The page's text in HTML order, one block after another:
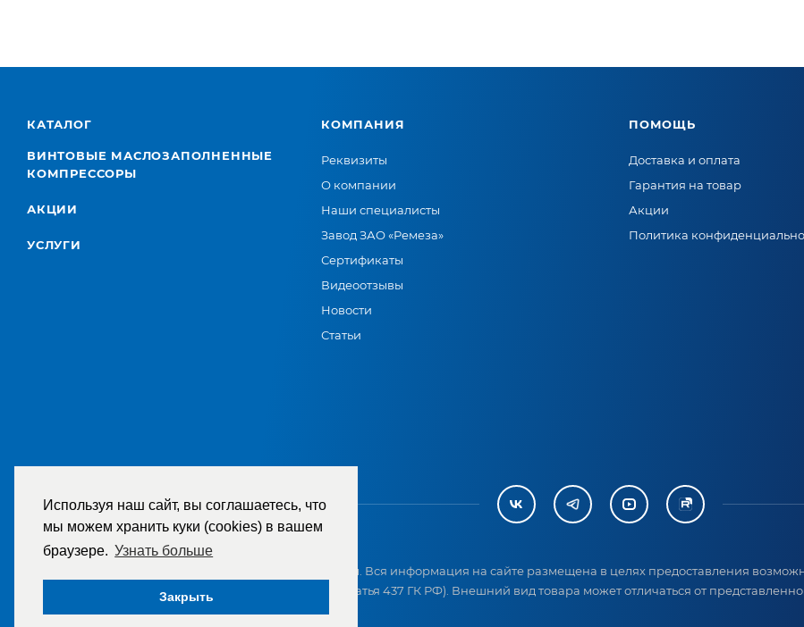
Используя наш сайт, вы соглашаетесь, что
мы можем хранить куки (cookies) в вашем
браузере. Узнать больше
Закрыть
КАТАЛОГ
ВИНТОВЫЕ МАСЛОЗАПОЛНЕННЫЕ
КОМПРЕССОРЫ
АКЦИИ
УСЛУГИ
КОМПАНИЯ
Реквизиты
О компании
Наши специалисты
Завод ЗАО «Ремеза»
Сертификаты
Видеоотзывы
Новости
Статьи
ПОМОЩЬ
Доставка и оплата
Гарантия на товар
Акции
Политика
2007-2026 © ООО «ТД «РЕМЕЗА». Все права защищены. Вся информация на сайте размещена в целях предоставления
приобретением и не является публичной офертой (статья 437 ГК РФ). Внешний вид товара может отличаться от